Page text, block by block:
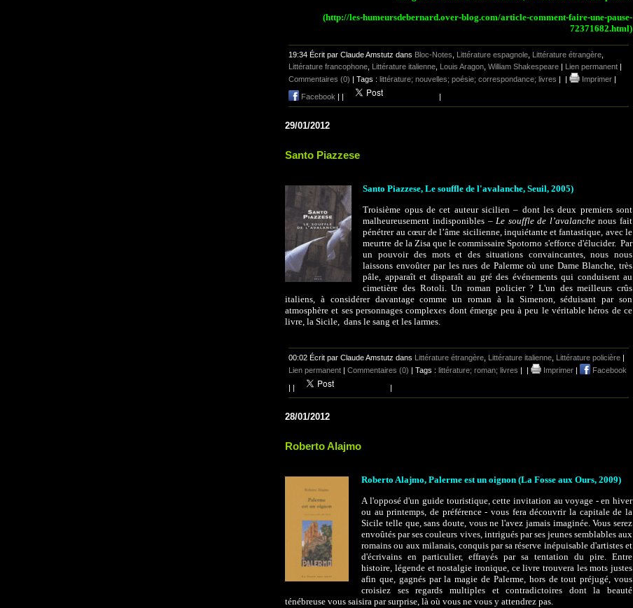
(http://les-humeursdebernard.over-blog.com/article-comment-faire-une-pause-
72371682.html)
19:34 Écrit par Claude Amstutz dans Bloc-Notes Littérature espagnole Littérature étrangère
Littérature francophone
Littérature italienne Louis Aragon William Shakespeare Lien permanent
Commentaires (0) | Tags : littérature; nouvelles; poésie; correspondance; livres Imprimer
Facebook
29/01/2012
Santo Piazzese
Santo Piazzese, Le souffle de l'avalanche, Seuil, 2005)
Troisième opus de cet auteur sicilien – dont les deux premiers sont
malheureusement indisponibles –Le souffle de l’avalanchenous fait
pénétrer au cœur de l’âme sicilienne, inquiétante et fantastique, avec le
meurtre de la Zisa que le commissaire Spotorno s'efforce d'élucider. Par
un pouvoir des mots et des situations convaincantes, nous nous
laissons envoûter par les rues de Palerme où une Dame Blanche, très
pâle, apparaît et disparaît au gré des événements qui conduisent au
cimetière des Rotoli. Un roman policier ? L'un des meilleurs crûs
italiens, à considérer davantage comme un roman à la Simenon, séduisant par son
atmosphère et ses personnages complexes dont émerge peu à peu le véritable héros de ce
livre, la Sicile, dans le sang et les larmes.
00:02 Écrit par Claude Amstutz dans Littérature étrangère Littérature italienne Littérature policière
Lien permanent
Commentaires (0) | Tags : littérature; roman; livres Imprimer Facebook
28/01/2012
Roberto Alajmo
Roberto Alajmo, Palerme est un oignon (La Fosse aux Ours, 2009)
A l'opposé d'un guide touristique, cette invitation au voyage - en hiver
ou au printemps, de préférence - vous fera découvrir la capitale de la
Sicile telle que, sans doute, vous ne l'avez jamais imaginée. Vous serez
envoûtés par ses couleurs vives, intrigués par ses jeunes semblables aux
romains ou aux milanais, conquis par sa réserve inépuisable d'artistes et
d'écrivains en particulier, effrayés par sa tentation du pire. Entre
histoire, légende et nostalgie ironique, ce livre trouvera les mots justes
afin que, gagnés par la magie de Palerme, hors de tout préjugé, vous
croisiez ses regards multiples et contradictoires dont la beauté
ténébreuse vous saisira par surprise, là où vous ne vous y attendrez pas.